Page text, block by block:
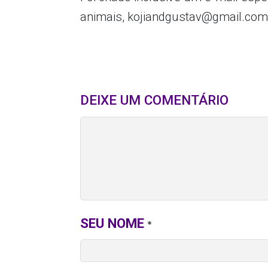
animais,
DEIXE UM COMENTÁRIO
SEU NOME *